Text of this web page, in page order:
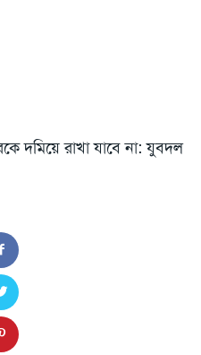
দমিয়ে রাখা যাবে না: যুবদল